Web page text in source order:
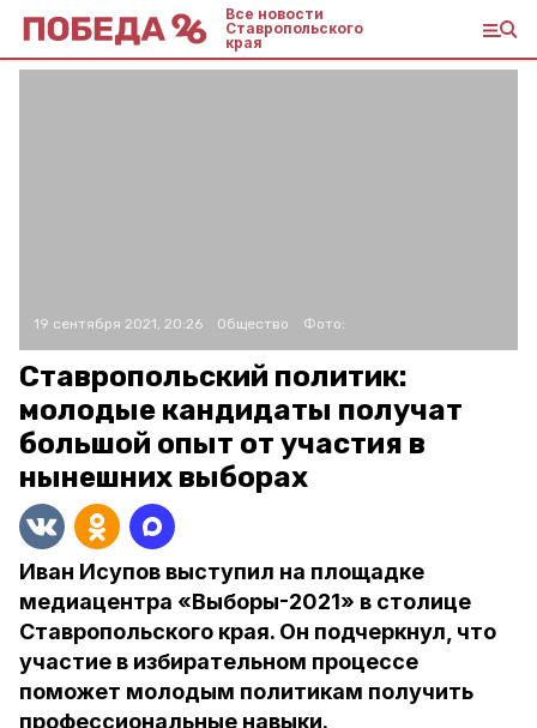
Все новости
Ставропольского
края
19 сентября 2021, 20:26 Общество Фото:
Ставропольский политик:
молодые кандидаты получат
большой опыт от участия в
нынешних выборах
Иван Исупов выступил на площадке
медиацентра «Выборы-2021» в столице
Ставропольского края. Он подчеркнул, что
участие в избирательном процессе
поможет молодым политикам получить
профессиональные навыки.